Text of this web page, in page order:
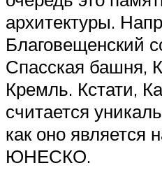
архитектуры.
Благовещенский
Спасская башня,
Кремль. Кстати,
считается
как оно является
ЮНЕСКО.